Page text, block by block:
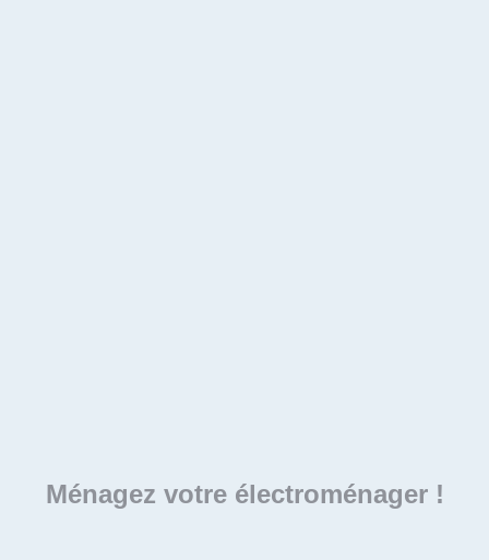
Ménagez votre électroménager !